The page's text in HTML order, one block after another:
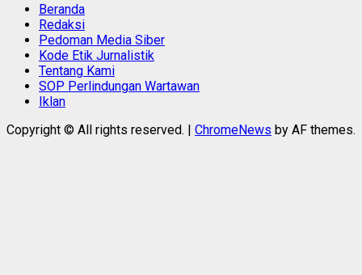
Beranda
Redaksi
Pedoman Media Siber
Kode Etik Jurnalistik
Tentang Kami
SOP Perlindungan Wartawan
Iklan
Copyright © All rights reserved. | ChromeNews by AF themes.